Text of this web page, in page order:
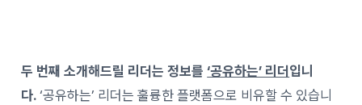
두 번째 소개해드릴 리더는 정보를‘공유하는’ 리더 입니
다. ‘공유하는’ 리더는 훌륭한 플랫폼으로 비유할 수 있습니